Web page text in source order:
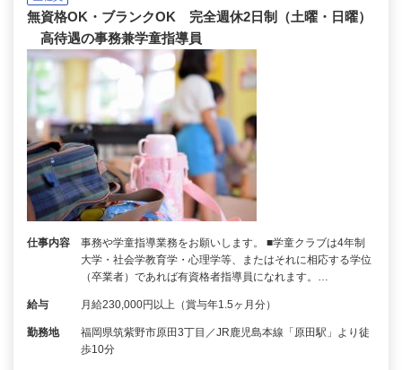
無資格OK・ブランクOK 完全週休2日制（土曜・日曜）
高待遇の事務兼学童指導員
仕事内容
事務や学童指導業務をお願いします。 ■学童クラブは4年制
大学・社会学教育学・心理学等、またはそれに相応する学位
（卒業者）であれば有資格者指導員になれます。…
給与 月給230,000円以上（賞与年1.5ヶ月分）
勤務地
福岡県筑紫野市原田3丁目／JR鹿児島本線「原田駅」より徒
歩10分